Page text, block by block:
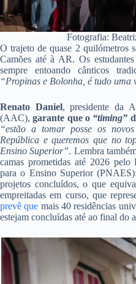
Fotografia:
O trajeto de quase 2 quilómetros
Camões até à AR. Os
sempre entoando cânticos
“Propinas e Bolonha, é tudo uma
Renato Daniel, presidente da
(AAC),garante que o “timing”
“estão a tomar posse os
República e queremos que no
Ensino Superior”. Lembra
camas prometidas até 2026
para o Ensino Superior (PNAES):
projetos concluídos, o que
empreitadas em curso, que
prevê que mais 40 residências
estejam concluídas até ao final do